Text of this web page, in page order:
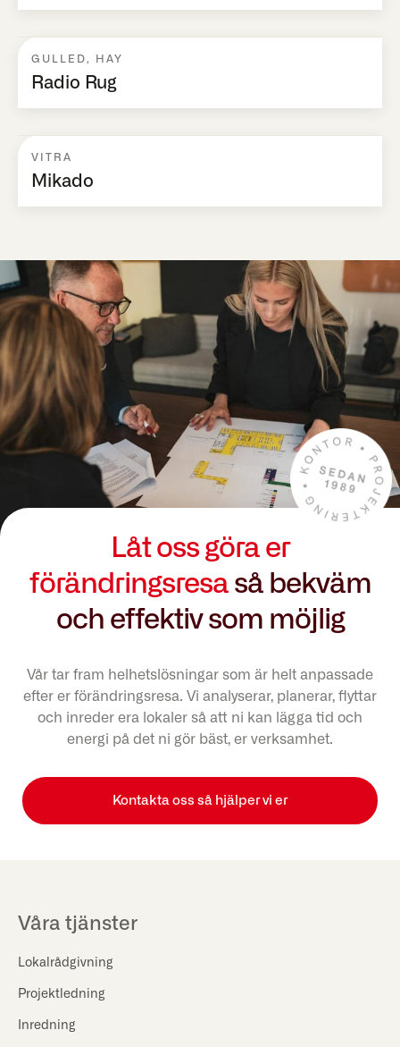
GULLED, HAY
Radio Rug
VITRA
Mikado
Låt oss göra er
förändringsresa så bekväm
och effektiv som möjlig
Vår tar fram helhetslösningar som är helt anpassade
efter er förändringsresa. Vi analyserar, planerar, flyttar
och inreder era lokaler så att ni kan lägga tid och
energi på det ni gör bäst, er verksamhet.
Kontakta oss så hjälper vi er
Våra tjänster
Lokalrådgivning
Projektledning
Inredning